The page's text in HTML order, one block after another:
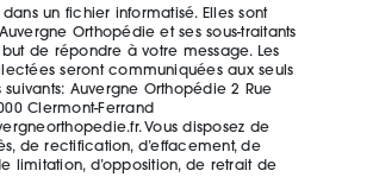
un fichier informatisé. Elles sont
Orthopédie et ses sous-traitants
de répondre à votre message. Les
seront communiquées aux seuls
suivants: Auvergne Orthopédie 2 Rue
Clermont-Ferrand
Vous disposez de
de rectification, d’effacement, de
limitation, d’opposition, de retrait de